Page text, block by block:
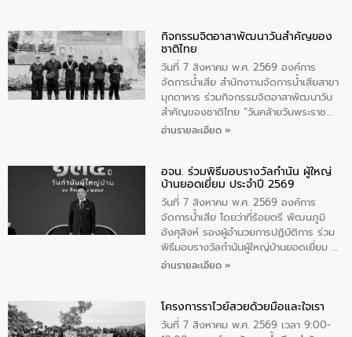
กิจกรรมจิตอาสาพัฒนาวันสําคัญของ
ชาติไทย
วันที่ 7 สิงหาคม พ.ศ. 2569 องค์การ
จัดการน้ำเสีย สำนักงาานจัดการน้ำเสียสาขา
มุกดาหาร ร่วมกิจกรรมจิตอาสาพัฒนาวัน
สําคัญของชาติไทย “วันคล้ายวันพระราช
สมภพ สมเด็จพระนางเจ้าสิริกิติ์พระบรม
ทิพย์คำ รองผู้ว่าราชการจังหวัดมุกดาหาร
เป็นประธานในพิธี ณ เรือนจําชั่วคราวนาโสก
ตําบลนาโสก อําเภอเมืองมุกดาหาร จังหวัด
มุกดาหาร โดยในกิจกรรมได้ร่วมปลูกป่า และ
ทําความสะอาดภายในบริเวณ จัดกิจกรรม
เพื่อถวายเป็นพระราชกุศล สมเด็จพระนาง
เจ้าสิริกิติ์พระบรมราชินีนาถ พระบรมราช
อ่านรายละเอียด »
อจน. ร่วมพิธีมอบรางวัลกำนัน ผู้ใหญ่
บ้านยอดเยี่ยม ประจำปี 2569
วันที่ 7 สิงหาคม พ.ศ. 2569 องค์การ
จัดการน้ำเสีย โดยว่าที่ร้อยตรี พัฒนภูมิ
อังศุสิงห์ รองผู้อำนวยการปฏิบัติการ ร่วม
พิธีมอบรางวัลกำนันผู้ใหญ่บ้านยอดเยี่ยม ณ
ทำเนียบรัฐบาล โดยมีนายอนุทิน ชาญวีรกูล
ทองคำและประกาศเกียรติคุณให้แก่ กำนัน
ผู้ใหญ่บ้านยอดเยี่ยม พร้อมกล่าวชื่นชม ให้
อ่านรายละเอียด »
โครงการราไวย์สวยด้วยมือและใจเรา
วันที่ 7 สิงหาคม พ.ศ. 2569 เวลา 9:00-